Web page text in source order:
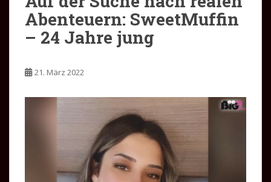
Abenteuern: SweetMuffin
– 24 Jahre jung
21. März 2022